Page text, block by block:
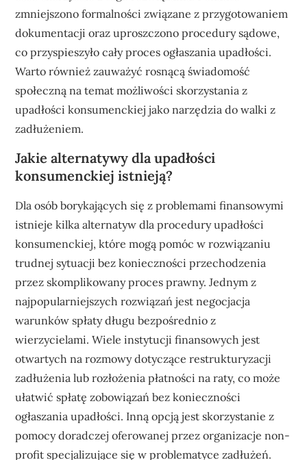
zmniejszono formalności związane z przygotowaniem
dokumentacji oraz uproszczono procedury sądowe,
co przyspieszyło cały proces ogłaszania upadłości.
Warto również zauważyć rosnącą świadomość
społeczną na temat możliwości skorzystania z
upadłości konsumenckiej jako narzędzia do walki z
zadłużeniem.
Jakie alternatywy dla upadłości
konsumenckiej istnieją?
Dla osób borykających się z problemami finansowymi
istnieje kilka alternatyw dla procedury upadłości
konsumenckiej, które mogą pomóc w rozwiązaniu
trudnej sytuacji bez konieczności przechodzenia
przez skomplikowany proces prawny. Jednym z
najpopularniejszych rozwiązań jest negocjacja
warunków spłaty długu bezpośrednio z
wierzycielami. Wiele instytucji finansowych jest
otwartych na rozmowy dotyczące restrukturyzacji
zadłużenia lub rozłożenia płatności na raty, co może
ułatwić spłatę zobowiązań bez konieczności
ogłaszania upadłości. Inną opcją jest skorzystanie z
pomocy doradczej oferowanej przez organizacje non-
profit specjalizujące się w problematyce zadłużeń.